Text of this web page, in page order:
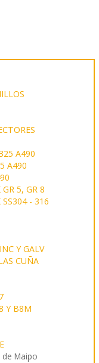
A490
A490
GR 5, GR 8
SS304 - 316
Y GALV
CUÑA
Y B8M
de Maipo